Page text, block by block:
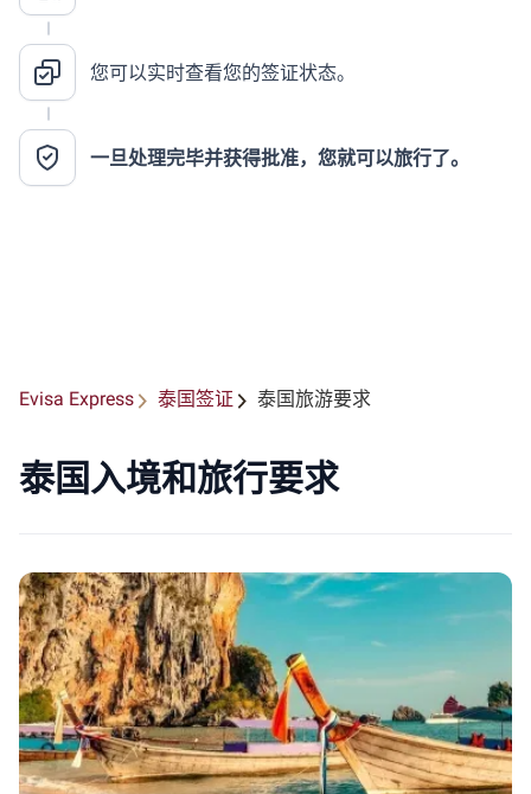
您可以实时查看您的签证状态。
一旦处理完毕并获得批准，您就可以旅行了。
Evisa Express 泰国签证 泰国旅游要求
泰国入境和旅行要求